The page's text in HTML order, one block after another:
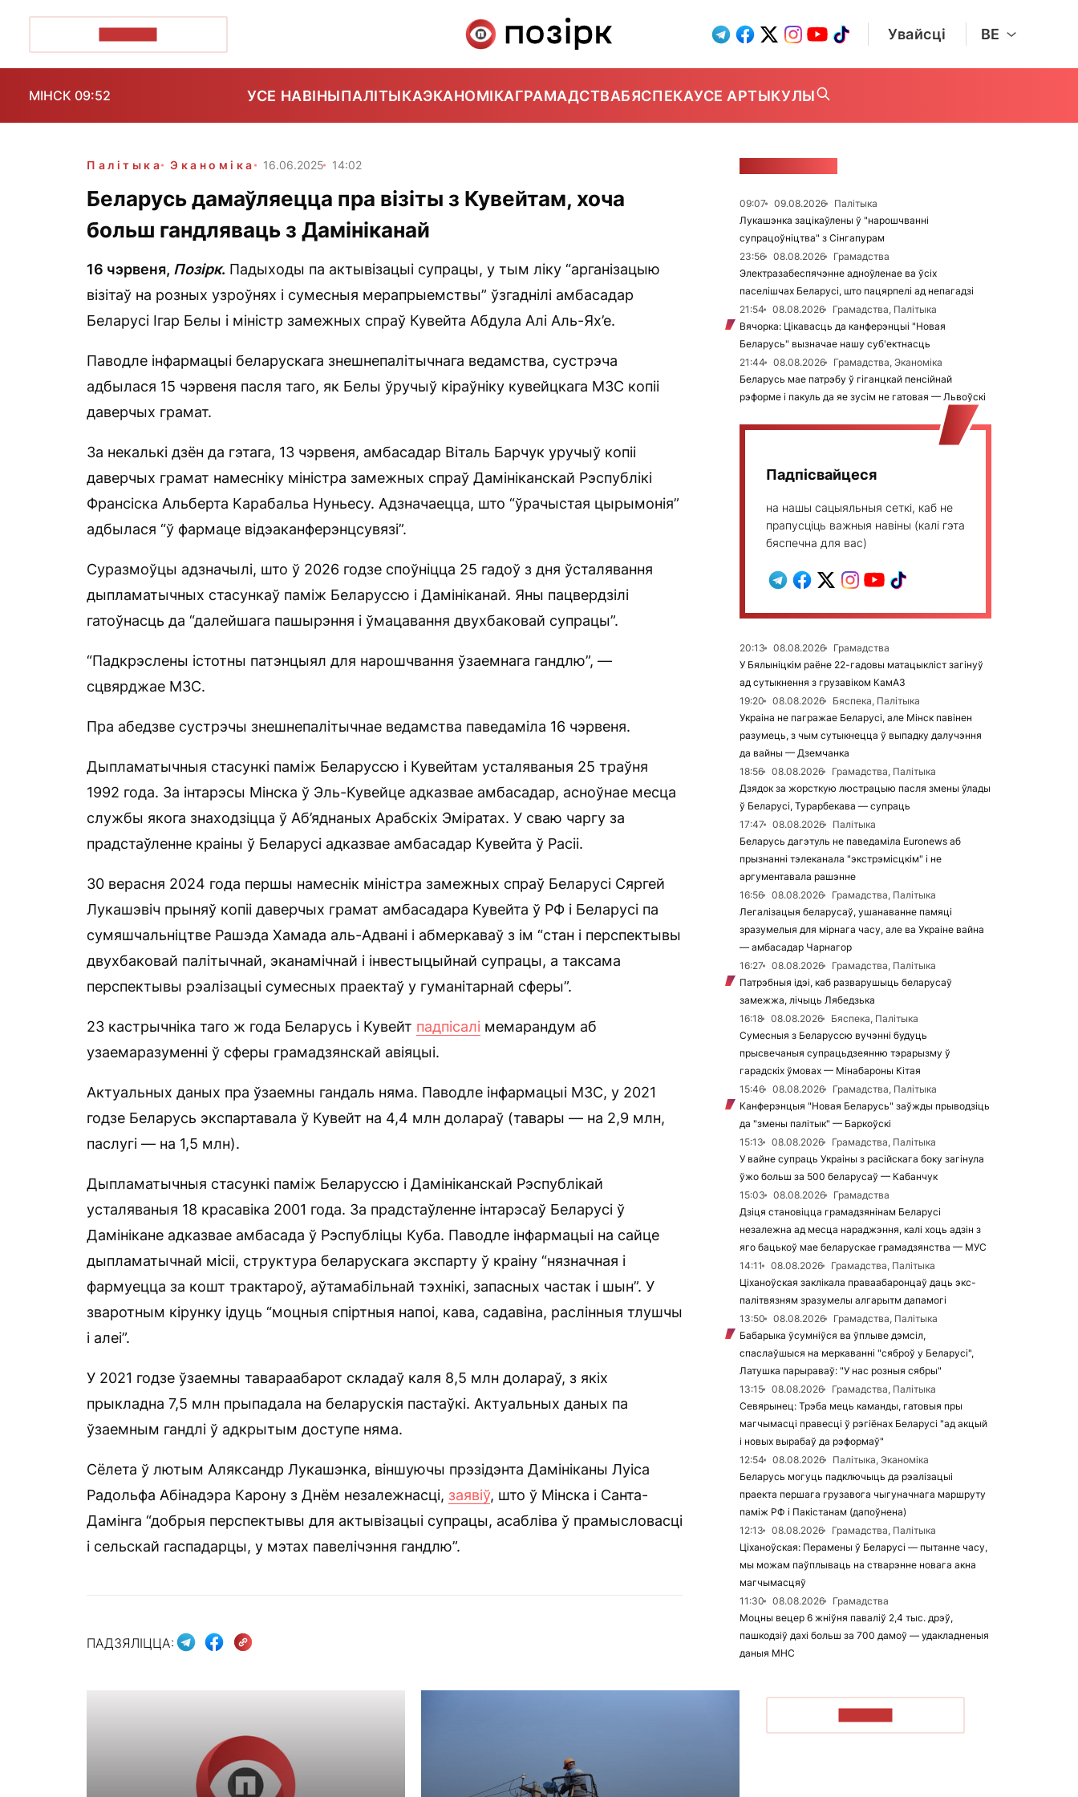
Увайсці BE
МІНСК 09:52 УСЕ НАВІНЫПАЛІТЫКАЭКАНОМІКАГРАМАДСТВАБЯСПЕКАУСЕ АРТЫКУЛЫ
Палітыка Эканоміка 16.06.2025 14:02
Беларусь дамаўляецца пра візіты з Кувейтам, хоча
больш гандляваць з Дамініканай
16 чэрвеня, Позірк. Падыходы па актывізацыі супрацы, у тым ліку “арганізацыю
візітаў на розных узроўнях і сумесныя мерапрыемствы” ўзгаднілі амбасадар
Беларусі Ігар Белы і міністр замежных спраў Кувейта Абдула Алі Аль-Ях’е.
Паводле інфармацыі беларускага знешнепалітычнага ведамства, сустрэча
адбылася 15 чэрвеня пасля таго, як Белы ўручыў кіраўніку кувейцкага МЗС копіі
даверчых грамат.
За некалькі дзён да гэтага, 13 чэрвеня, амбасадар Віталь Барчук уручыў копіі
даверчых грамат намесніку міністра замежных спраў Дамініканскай Рэспублікі
Франсіска Альберта Карабальа Нуньесу. Адзначаецца, што “ўрачыстая цырымонія”
адбылася “ў фармаце відэаканферэнцсувязі”.
Суразмоўцы адзначылі, што ў 2026 годзе споўніцца 25 гадоў з дня ўсталявання
дыпламатычных стасункаў паміж Беларуссю і Дамініканай. Яны пацвердзілі
гатоўнасць да “далейшага пашырэння і ўмацавання двухбаковай супрацы”.
“Падкрэслены істотны патэнцыял для нарошчвання ўзаемнага гандлю”, —
сцвярджае МЗС.
Пра абедзве сустрэчы знешнепалітычнае ведамства паведаміла 16 чэрвеня.
Дыпламатычныя стасункі паміж Беларуссю і Кувейтам усталяваныя 25 траўня
1992 года. За інтарэсы Мінска ў Эль-Кувейце адказвае амбасадар, асноўнае месца
службы якога знаходзіцца ў Аб’яднаных Арабскіх Эміратах. У сваю чаргу за
прадстаўленне краіны ў Беларусі адказвае амбасадар Кувейта ў Расіі.
30 верасня 2024 года першы намеснік міністра замежных спраў Беларусі Сяргей
Лукашэвіч прыняў копіі даверчых грамат амбасадара Кувейта ў РФ і Беларусі па
сумяшчальніцтве Рашэда Хамада аль-Адвані і абмеркаваў з ім “стан і перспектывы
двухбаковай палітычнай, эканамічнай і інвестыцыйнай супрацы, а таксама
перспектывы рэалізацыі сумесных праектаў у гуманітарнай сферы”.
23 кастрычніка таго ж года Беларусь і Кувейт падпісалі мемарандум аб
узаемаразуменні ў сферы грамадзянскай авіяцыі.
Актуальных даных пра ўзаемны гандаль няма. Паводле інфармацыі МЗС, у 2021
годзе Беларусь экспартавала ў Кувейт на 4,4 млн долараў (тавары — на 2,9 млн,
паслугі — на 1,5 млн).
Дыпламатычныя стасункі паміж Беларуссю і Дамініканскай Рэспублікай
усталяваныя 18 красавіка 2001 года. За прадстаўленне інтарэсаў Беларусі ў
Дамінікане адказвае амбасада ў Рэспубліцы Куба. Паводле інфармацыі на сайце
дыпламатычнай місіі, структура беларускага экспарту ў краіну “нязначная і
фармуецца за кошт трактароў, аўтамабільнай тэхнікі, запасных частак і шын”. У
зваротным кірунку ідуць “моцныя спіртныя напоі, кава, садавіна, раслінныя тлушчы
і алеі”.
У 2021 годзе ўзаемны тавараабарот складаў каля 8,5 млн долараў, з якіх
прыкладна 7,5 млн прыпадала на беларускія пастаўкі. Актуальных даных па
ўзаемным гандлі ў адкрытым доступе няма.
Сёлета ў лютым Аляксандр Лукашэнка, віншуючы прэзідэнта Дамініканы Луіса
Радольфа Абінадэра Карону з Днём незалежнасці, заявіў, што ў Мінска і Санта-
Дамінга “добрыя перспектывы для актывізацыі супрацы, асабліва ў прамысловасці
і сельскай гаспадарцы, у мэтах павелічэння гандлю”.
ПАДЗЯЛІЦЦА:
09:07 09.08.2026
Палітыка
Лукашэнка зацікаўлены ў "нарошчванні
супрацоўніцтва" з Сінгапурам
23:56
08.08.2026
Грамадства
Электразабеспячэнне адноўленае ва ўсіх
паселішчах Беларусі, што пацярпелі ад непагадзі
21:54
08.08.2026
Грамадства, Палітыка
Вячорка: Цікавасць да канферэнцыі "Новая
Беларусь" вызначае нашу суб'ектнасць
21:44
08.08.2026
Грамадства, Эканоміка
Беларусь мае патрэбу ў гіганцкай пенсійнай
рэформе і пакуль да яе зусім не гатовая — Львоўскі
Падпісвайцеся
на нашы сацыяльныя сеткі, каб не
прапусціць важныя навіны (калі гэта
бяспечна для вас)
20:13 08.08.2026
Грамадства
У Бялыніцкім раёне 22-гадовы матацыкліст загінуў
ад сутыкнення з грузавіком КамАЗ
19:20
08.08.2026
Бяспека, Палітыка
Украіна не пагражае Беларусі, але Мінск павінен
разумець, з чым сутыкнецца ў выпадку далучэння
да вайны — Дземчанка
18:56
08.08.2026
Грамадства, Палітыка
Дзядок за жорсткую люстрацыю пасля змены ўлады
ў Беларусі, Турарбекава — супраць
17:47
08.08.2026
Палітыка
Беларусь дагэтуль не паведаміла Euronews аб
прызнанні тэлеканала "экстрэмісцкім" і не
аргументавала рашэнне
16:56
08.08.2026
Грамадства, Палітыка
Легалізацыя беларусаў, ушанаванне памяці
зразумелыя для мірнага часу, але ва Украіне вайна
— амбасадар Чарнагор
16:27
08.08.2026
Грамадства, Палітыка
Патрэбныя ідэі, каб разварушыць беларусаў
замежжа, лічыць Лябедзька
16:18
08.08.2026
Бяспека, Палітыка
Сумесныя з Беларуссю вучэнні будуць
прысвечаныя супрацьдзеянню тэрарызму ў
гарадскіх ўмовах — Мінабароны Кітая
15:46
08.08.2026
Грамадства, Палітыка
Канферэнцыя "Новая Беларусь" заўжды прыводзіць
да "змены палітык" — Баркоўскі
15:13
08.08.2026
Грамадства, Палітыка
У вайне супраць Украіны з расійскага боку загінула
ўжо больш за 500 беларусаў — Кабанчук
15:03
08.08.2026
Грамадства
Дзіця становіцца грамадзянінам Беларусі
незалежна ад месца нараджэння, калі хоць адзін з
яго бацькоў мае беларускае грамадзянства — МУС
14:11
08.08.2026
Грамадства, Палітыка
Ціханоўская заклікала праваабаронцаў даць экс-
палітвязням зразумелы алгарытм дапамогі
13:50
08.08.2026
Грамадства, Палітыка
Бабарыка ўсумніўся ва ўплыве дэмсіл,
спаслаўшыся на меркаванні "сяброў у Беларусі",
Латушка парыраваў: "У нас розныя сябры"
13:15
08.08.2026
Грамадства, Палітыка
Севярынец: Трэба мець каманды, гатовыя пры
магчымасці правесці ў рэгіёнах Беларусі "ад акцый
і новых вырабаў да рэформаў"
12:54
08.08.2026
Палітыка, Эканоміка
Беларусь могуць падключыць да рэалізацыі
праекта першага грузавога чыгуначнага маршруту
паміж РФ і Пакістанам (дапоўнена)
12:13
08.08.2026
Грамадства, Палітыка
Ціханоўская: Перамены ў Беларусі — пытанне часу,
мы можам паўплываць на стварэнне новага акна
магчымасцяў
11:30
08.08.2026
Грамадства
Моцны вецер 6 жніўня паваліў 2,4 тыс. дрэў,
пашкодзіў дахі больш за 700 дамоў — удакладненыя
даныя МНС